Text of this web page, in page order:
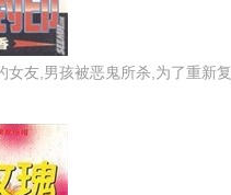
女友,男孩被恶鬼所杀,为了重新